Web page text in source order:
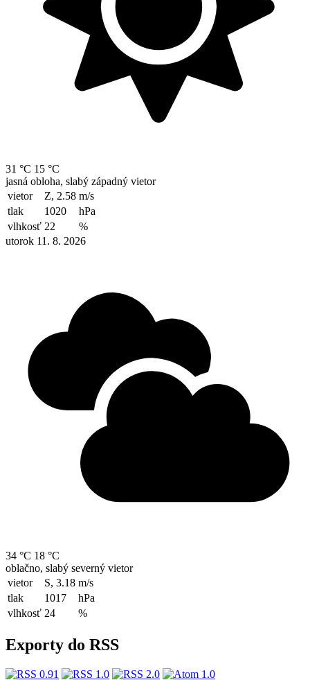
31 °C 15 °C
jasná obloha, slabý západný vietor
vietor
Z, 2.58 m/s
tlak
1020
hPa
vlhkosť 22
%
utorok 11. 8. 2026
34 °C 18 °C
oblačno, slabý severný vietor
vietor
S, 3.18 m/s
tlak
1017
hPa
vlhkosť 24 %
Exporty do RSS